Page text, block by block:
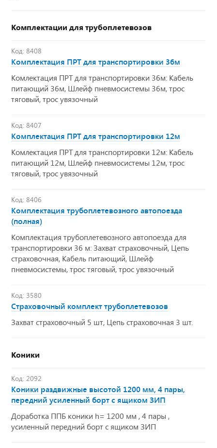
Комплектации для трубоплетевозов
Код: 8408
Комплектация ПРТ для транспортировки 36м
Комлектация ПРТ для транспортировки 36м: Кабель
питающий 36м, Шлейф пневмосистемы 36м, трос
тяговый, трос увязочный
Код: 8407
Комплектация ПРТ для транспортировки 12м
Комлектация ПРТ для транспортировки 12м: Кабель
питающий 12м, Шлейф пневмосистемы 12м, трос
тяговый, трос увязочный
Код: 8406
Комплектация трубоплетевозного автопоезда
(полная)
Комплектация трубоплетевозного автопоезда для
транспортировки 36 м: Захват страховочный, Цепь
страховочная, Кабель питающий, Шлейф
пневмосистемы, трос тяговый, трос увязочный
Код: 3580
Страховочный комплект трубоплетевозов
Захват страховочный 5 шт, Цепь страховочная 3 шт.
Коники
Код: 2092
Коники раздвижные высотой 1200 мм, 4 пары,
передний усиленный борт с ящиком ЗИП
Доработка ППБ коники h= 1200 мм , 4 пары ,
усиленный передний борт с ящиком ЗИП